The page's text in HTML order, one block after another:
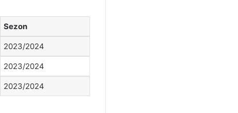
Sezon
2023/2024
2023/2024
2023/2024